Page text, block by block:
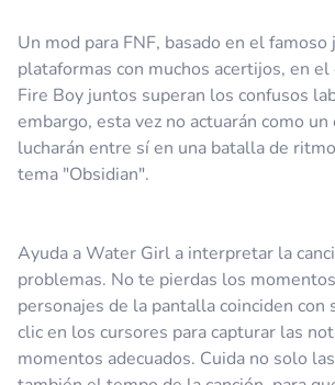
Un mod para FNF, basado en el famoso
plataformas con muchos acertijos, en
Fire Boy juntos superan los confusos
embargo, esta vez no actuarán como
lucharán entre sí en una batalla de
tema "Obsidian".
Ayuda a Water Girl a interpretar la
problemas. No te pierdas los
personajes de la pantalla coinciden con
clic en los cursores para capturar las
momentos adecuados. Cuida no solo